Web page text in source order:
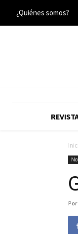
¿Quiénes somos?
Por